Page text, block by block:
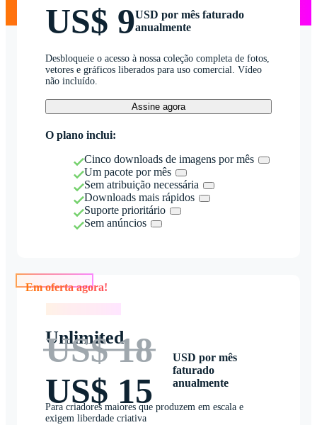
US$ 9USD por mês faturado
anualmente
Desbloqueie o acesso à nossa coleção completa de fotos,
vetores e gráficos liberados para uso comercial. Vídeo
não incluído.
Assine agora
O plano inclui:
Cinco downloads de imagens por mês
Um pacote por mês
Sem atribuição necessária
Downloads mais rápidos
Suporte prioritário
Sem anúncios
Unlimited
US$ 18
US$ 15
USD por mês
faturado
anualmente
Para criadores maiores que produzem em escala e
exigem liberdade criativa